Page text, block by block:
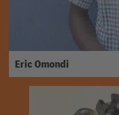
Eric Omondi